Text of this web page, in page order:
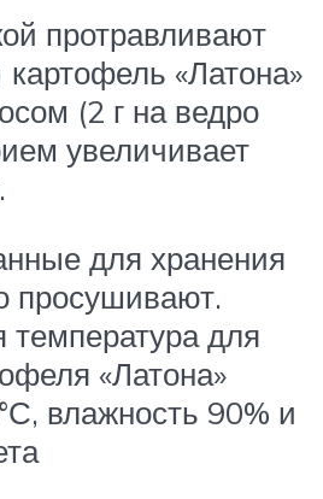
протравливают
«Латона»
(2 г на ведро
увеличивает
для хранения
просушивают.
для
«Латона»
влажность 90% и